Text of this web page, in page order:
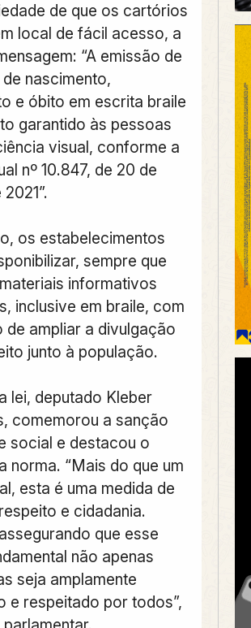
de que os cartórios
local de fácil acesso, a
“A emissão de
nascimento,
e óbito em escrita braile
garantido às pessoas
visual, conforme a
nº 10.847, de 20 de
os estabelecimentos
sempre que
informativos
inclusive em braile, com
de ampliar a divulgação
junto à população.
lei, deputado Kleber
comemorou a sanção
social e destacou o
norma. “Mais do que um
esta é uma medida de
e cidadania.
que esse
não apenas
seja amplamente
e respeitado por todos”,